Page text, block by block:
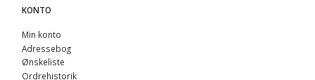
KONTO
Min konto
Adressebog
Ønskeliste
Ordrehistorik